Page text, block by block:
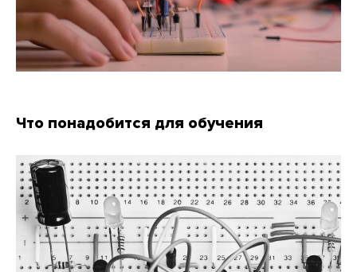
Что понадобится для обучения